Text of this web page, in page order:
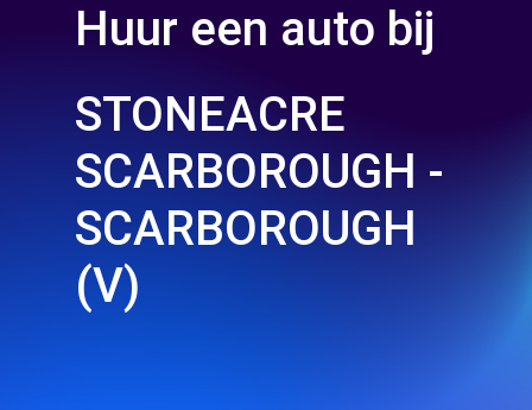
Huur een auto bij
STONEACRE
SCARBOROUGH -
SCARBOROUGH
(V)